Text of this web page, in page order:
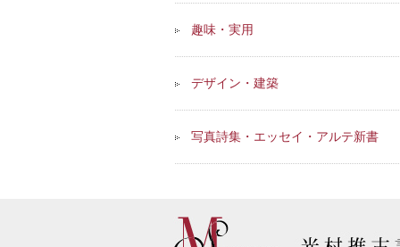
趣味・実用
デザイン・建築
写真詩集・エッセイ・アルテ新書